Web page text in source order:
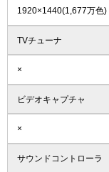
1920×1440(1,677万色)
TVチューナ
×
ビデオキャプチャ
×
サウンドコントローラ